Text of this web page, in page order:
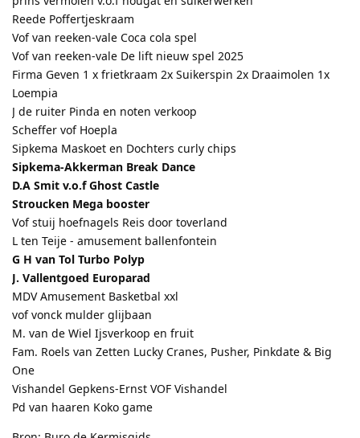
Reede Poffertjeskraam
Vof van reeken-vale Coca cola spel
Vof van reeken-vale De lift nieuw spel 2025
Firma Geven 1 x frietkraam 2x Suikerspin 2x Draaimolen 1x
Loempia
J de ruiter Pinda en noten verkoop
Scheffer vof Hoepla
Sipkema Maskoet en Dochters curly chips
Sipkema-Akkerman Break Dance
D.A Smit v.o.f Ghost Castle
Stroucken Mega booster
Vof stuij hoefnagels Reis door toverland
L ten Teije - amusement ballenfontein
G H van Tol Turbo Polyp
J. Vallentgoed Europarad
MDV Amusement Basketbal xxl
vof vonck mulder glijbaan
M. van de Wiel Ijsverkoop en fruit
Fam. Roels van Zetten Lucky Cranes, Pusher, Pinkdate & Big
One
Vishandel Gepkens-Ernst VOF Vishandel
Pd van haaren Koko game